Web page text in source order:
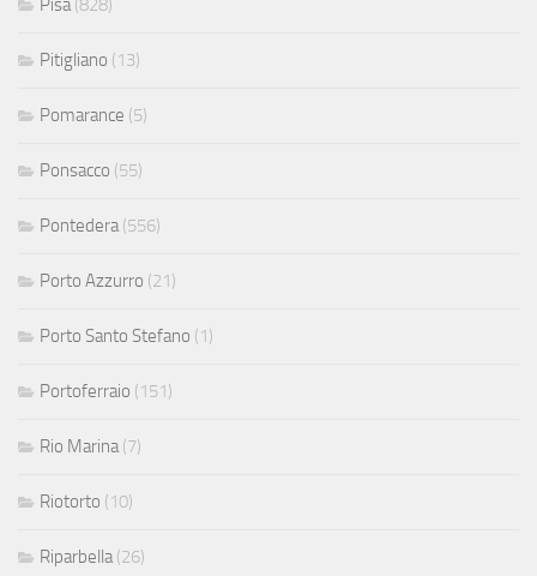
Pitigliano (13)
Pomarance (5)
Ponsacco (55)
Pontedera (556)
Porto Azzurro (21)
Porto Santo Stefano (1)
Portoferraio (151)
Rio Marina (7)
Riotorto (10)
Riparbella (26)